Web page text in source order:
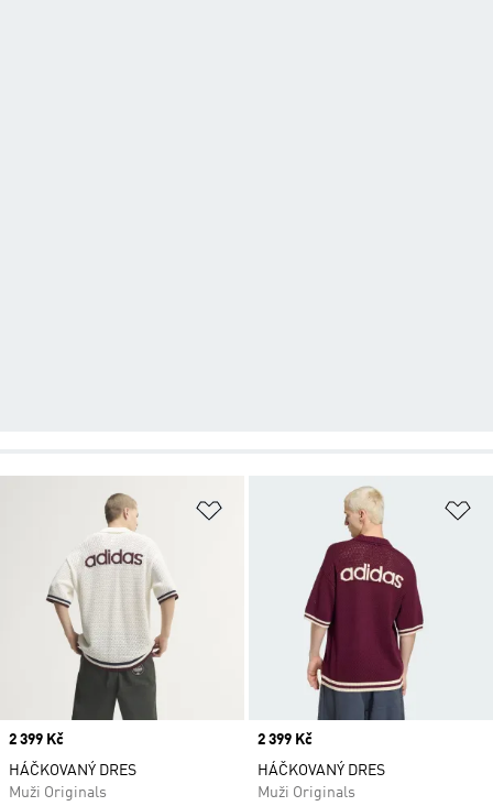
Přidat do seznamu přání
Price
2 399 Kč
HÁČKOVANÝ DRES
Muži Originals
Price
2 399 Kč
HÁČKOVANÝ DRES
Muži Originals